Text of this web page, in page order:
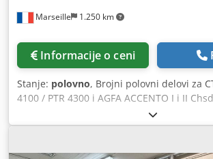
Marseille 1.250 km
Informacije o ceni
Stanje: polovno, Brojni polovni delovi za
4100 / PTR 4300 i AGFA ACCENTO I i II
Amuoa Kontaktirajte nas za cenu i
isporuka širom sveta putem UPS-a